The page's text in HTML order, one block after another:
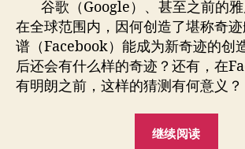
谷歌（Google）、甚至之前的雅
在全球范围内，因何创造了堪称奇
谱（Facebook）能成为新奇迹的创
后还会有什么样的奇迹？还有，在
有明朗之前，这样的猜测有何意义？
继续阅读